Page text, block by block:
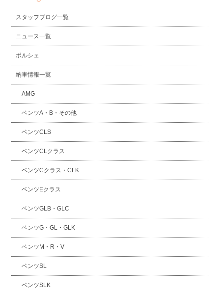
スタッフブログ一覧
ニュース一覧
ポルシェ
納車情報一覧
AMG
ベンツA・B・その他
ベンツCLS
ベンツCLクラス
ベンツCクラス・CLK
ベンツEクラス
ベンツGLB・GLC
ベンツG・GL・GLK
ベンツM・R・V
ベンツSL
ベンツSLK